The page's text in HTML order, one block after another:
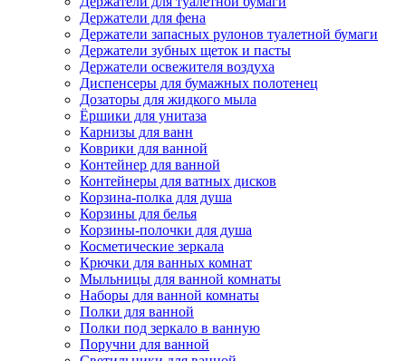
Держатели для фена
Держатели запасных рулонов туалетной бумаги
Держатели зубных щеток и пасты
Держатели освежителя воздуха
Диспенсеры для бумажных полотенец
Дозаторы для жидкого мыла
Ёршики для унитаза
Карнизы для ванн
Коврики для ванной
Контейнер для ванной
Контейнеры для ватных дисков
Корзина-полка для душа
Корзины для белья
Корзины-полочки для душа
Косметические зеркала
Крючки для ванных комнат
Мыльницы для ванной комнаты
Наборы для ванной комнаты
Полки для ванной
Полки под зеркало в ванную
Поручни для ванной